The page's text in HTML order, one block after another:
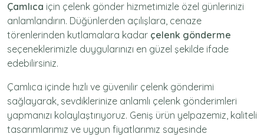
Çamlıca için çelenk gönder hizmetimizle özel günlerinizi
anlamlandırın. Düğünlerden açılışlara, cenaze
törenlerinden kutlamalara kadar çelenk gönderme
seçeneklerimizle duygularınızı en güzel şekilde ifade
edebilirsiniz.
Çamlıca içinde hızlı ve güvenilir çelenk gönderimi
sağlayarak, sevdiklerinize anlamlı çelenk gönderimleri
yapmanızı kolaylaştırıyoruz. Geniş ürün yelpazemiz, kaliteli
tasarımlarımız ve uygun fiyatlarımız sayesinde